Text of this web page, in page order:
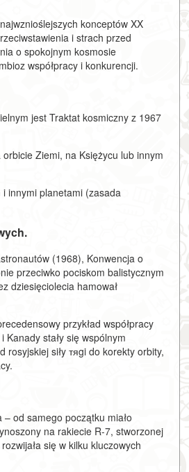
konceptów XX
i strach przed
o spokojnym kosmosie
współpracy i konkurencji.
jest Traktat kosmiczny z 1967
Ziemi, na Księżycu lub innym
innymi planetami (zasada
(1968), Konwencja o
przeciwko pociskom balistycznym
dziesięciolecia hamował
przykład współpracy
Kanady stały się wspólnym
siły тяgi do korekty orbity,
od samego początku miało
na rakiecie R-7, stworzonej
się w kilku kluczowych